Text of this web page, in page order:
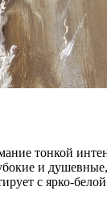
тонкой
и
с ярко-